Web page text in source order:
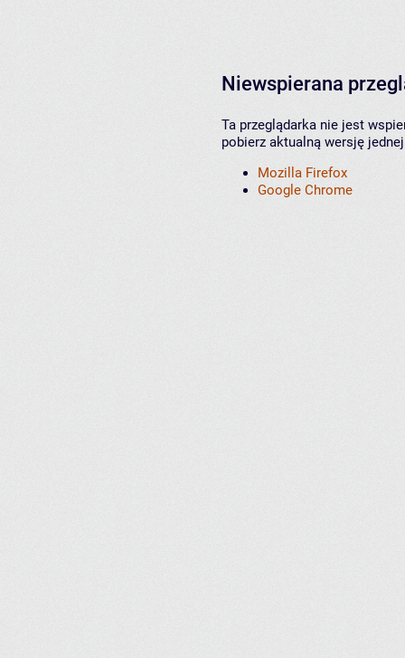
Niewspierana
Ta przeglądarka nie jest
pobierz aktualną wersję
Mozilla Firefox
Google Chrome